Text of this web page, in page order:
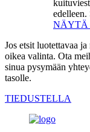
NÄYTÄ
Jos etsit luotettavaa
oikea valinta. Ota
sinua pysymään
tasolle.
TIEDUSTELLA